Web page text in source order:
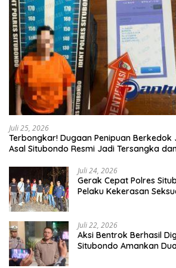
Juli 25, 2026
Terbongkar! Dugaan Penipuan Berkedok
Asal Situbondo Resmi Jadi Tersangka
Juli 24, 2026
Gerak Cepat Polres
Pelaku Kekerasan
Juli 22, 2026
Aksi Bentrok Berhasil
Situbondo Amankan